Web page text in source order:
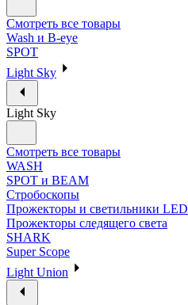
Смотреть все товары
Wash и B-eye
SPOT
Light Sky
Light Sky
Смотреть все товары
WASH
SPOT и BEAM
Стробоскопы
Прожекторы и светильники LED
Прожекторы следящего света
SHARK
Super Scope
Light Union